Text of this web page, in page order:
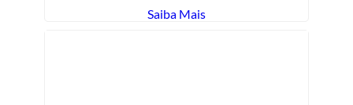
Saiba Mais